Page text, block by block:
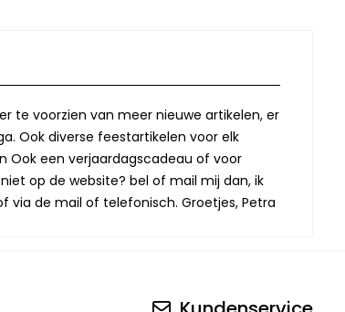
te voorzien van meer nieuwe artikelen, er
Ook diverse feestartikelen voor elk
Ook een verjaardagscadeau of voor
op de website? bel of mail mij dan, ik
via de mail of telefonisch. Groetjes, Petra